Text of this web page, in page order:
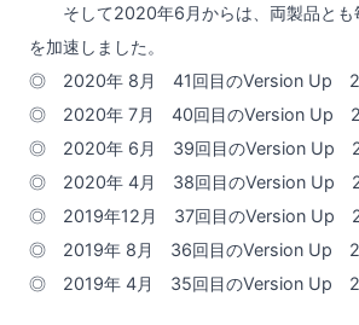
そして2020年6月からは、両製品とも
を加速しました。
◎ 2020年 8月 41回目のVersion Up
◎ 2020年 7月 40回目のVersion Up
◎ 2020年 6月 39回目のVersion Up
◎ 2020年 4月 38回目のVersion Up
◎ 2019年12月 37回目のVersion Up
◎ 2019年 8月 36回目のVersion Up
◎ 2019年 4月 35回目のVersion Up